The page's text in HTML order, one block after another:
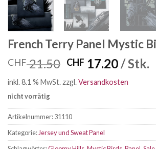
French Terry Panel Mystic
CHF21.50 Ursprünglicher
Preis
war:
CHF 17.20
Preis
ist:
/ Stk.
inkl. 8.1 % MwSt. zzgl.Versandkosten
nicht vorrätig
Artikelnummer:31110
Kategorie: Jersey und Sweat Panel